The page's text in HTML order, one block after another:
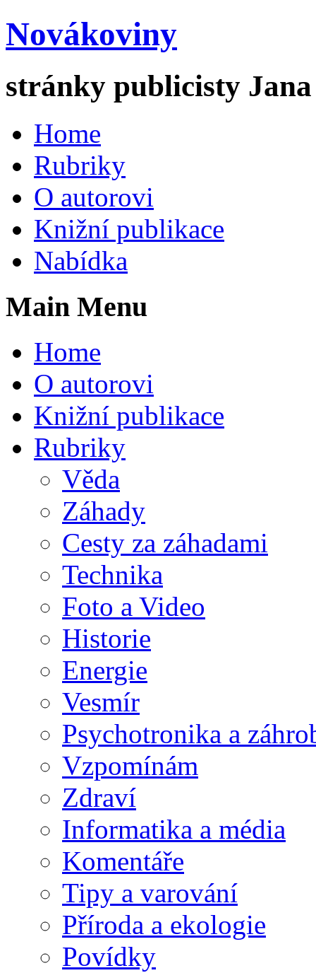
Novákoviny
stránky publicisty
Home
Rubriky
O autorovi
Knižní publikace
Nabídka
Main Menu
Home
O autorovi
Knižní publikace
Rubriky
Věda
Záhady
Cesty za záhadami
Technika
Foto a Video
Historie
Energie
Vesmír
Psychotronika a
Vzpomínám
Zdraví
Informatika a média
Komentáře
Tipy a varování
Příroda a ekologie
Povídky